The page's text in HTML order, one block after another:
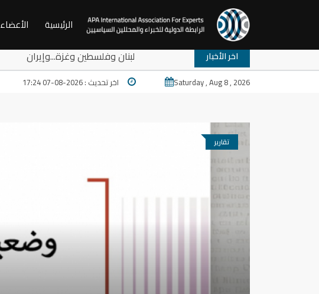
الرئيسية الأعضاء
اخر الأخبار
نقاش: ترامب والمخارج المستعصية في المنطقة: لبنان وفلسطين وغزة...وإيران
Saturday , Aug 8 , 2026 اخر تحديث : 2026-08-07 17:24
تقارير